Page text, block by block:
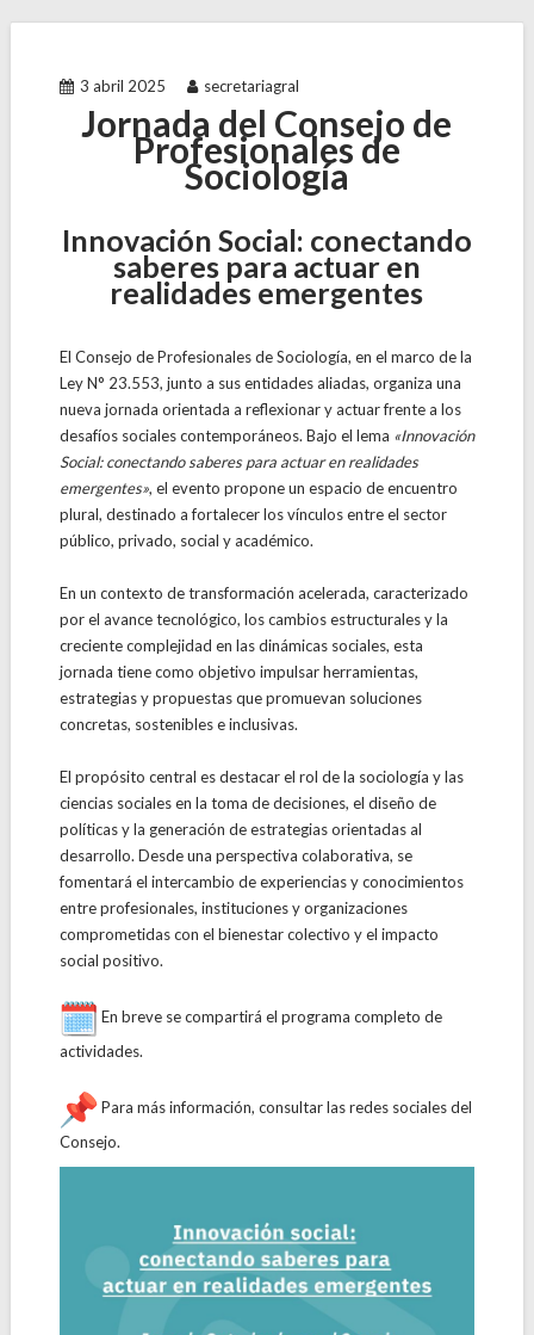
3 abril 2025 secretariagral
Jornada del Consejo de
Profesionales de
Sociología
Innovación Social: conectando
saberes para actuar en
realidades emergentes
El Consejo de Profesionales de Sociología, en el marco de la
Ley N° 23.553, junto a sus entidades aliadas, organiza una
nueva jornada orientada a reflexionar y actuar frente a los
desafíos sociales contemporáneos. Bajo el lema «Innovación
Social: conectando saberes para actuar en realidades
emergentes», el evento propone un espacio de encuentro
plural, destinado a fortalecer los vínculos entre el sector
público, privado, social y académico.
En un contexto de transformación acelerada, caracterizado
por el avance tecnológico, los cambios estructurales y la
creciente complejidad en las dinámicas sociales, esta
jornada tiene como objetivo impulsar herramientas,
estrategias y propuestas que promuevan soluciones
concretas, sostenibles e inclusivas.
El propósito central es destacar el rol de la sociología y las
ciencias sociales en la toma de decisiones, el diseño de
políticas y la generación de estrategias orientadas al
desarrollo. Desde una perspectiva colaborativa, se
fomentará el intercambio de experiencias y conocimientos
entre profesionales, instituciones y organizaciones
comprometidas con el bienestar colectivo y el impacto
social positivo.
En breve se compartirá el programa completo de
actividades.
Para más información, consultar las redes sociales del
Consejo.